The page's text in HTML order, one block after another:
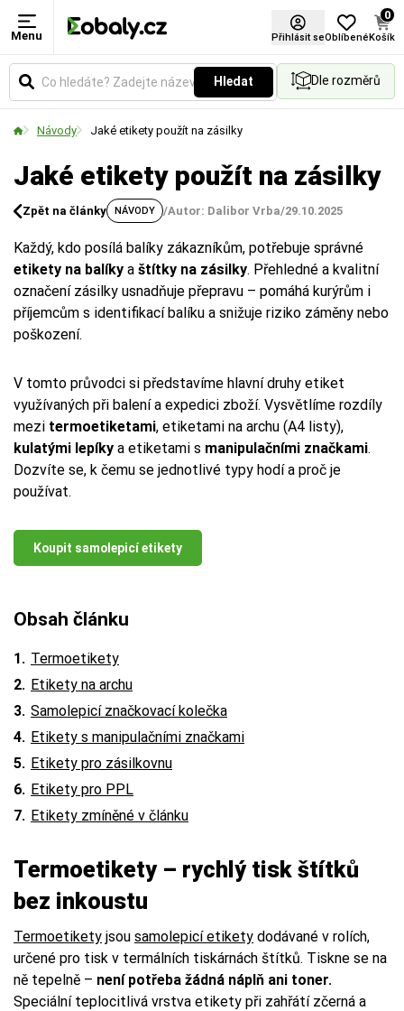
Menu Přihlásit seOblíbené
0
Košík
Hledat Dle rozměrů
Návody Jaké etikety použít na zásilky
Jaké etikety použít na zásilky
Zpět na články NÁVODY /Autor: Dalibor Vrba/29.10.2025
Každý, kdo posílá balíky zákazníkům, potřebuje správné
etikety na balíky a štítky na zásilky. Přehledné a kvalitní
označení zásilky usnadňuje přepravu – pomáhá kurýrům i
příjemcům s identifikací balíku a snižuje riziko záměny nebo
poškození.
V tomto průvodci si představíme hlavní druhy etiket
využívaných při balení a expedici zboží. Vysvětlíme rozdíly
mezi termoetiketami, etiketami na archu (A4 listy),
kulatými lepíky a etiketami s manipulačními značkami.
Dozvíte se, k čemu se jednotlivé typy hodí a proč je
používat.
Koupit samolepicí etikety
Obsah článku
Termoetikety
Etikety na archu
Samolepicí značkovací kolečka
Etikety s manipulačními značkami
Etikety pro zásilkovnu
Etikety pro PPL
Etikety zmíněné v článku
Termoetikety – rychlý tisk štítků
bez inkoustu
Termoetikety jsou samolepicí etikety dodávané v rolích,
určené pro tisk v termálních tiskárnách štítků. Tiskne se na
ně tepelně – není potřeba žádná náplň ani toner.
Speciální teplocitlivá vrstva etikety při zahřátí zčerná a